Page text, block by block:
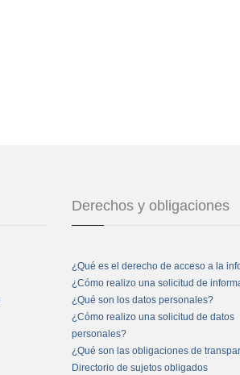
Derechos y obligaciones
¿Qué es el derecho de acceso a la
¿Cómo realizo una solicitud de
¿Qué son los datos personales?
¿Cómo realizo una solicitud de datos
personales?
¿Qué son las obligaciones de
Directorio de sujetos obligados